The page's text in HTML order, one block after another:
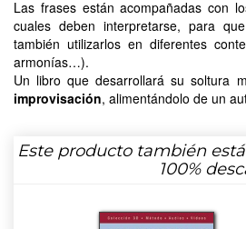
Las frases están acompañadas con
cuales deben interpretarse, para
también utilizarlos en diferentes
armonías…).
Un libro que desarrollará su soltura
improvisación, alimentándolo de un
Este producto también
100%